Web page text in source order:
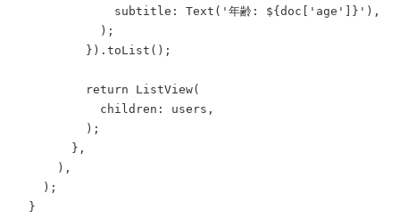
              subtitle:
Text ( '年齢: ${ doc ['age']}' ),
            );
          }).
toList ();
return ListView(
            children: users,
          );
        },
      ),
    );
  }